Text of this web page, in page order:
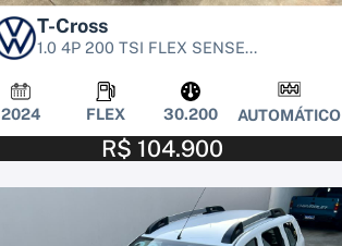
T-Cross
1.0 4P 200 TSI FLEX SENSE...
2024 FLEX 30.200 AUTOMÁTICO
R$ 104.900